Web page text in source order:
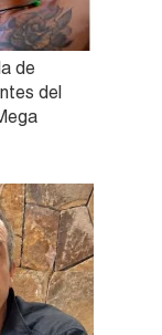
de
del